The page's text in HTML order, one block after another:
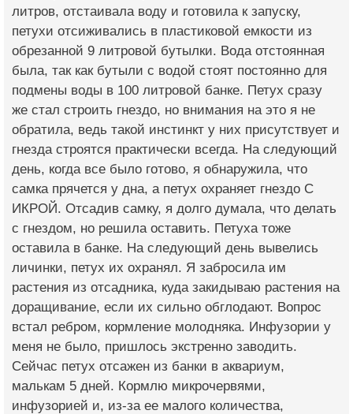
литров, отстаивала воду и готовила к запуску,
петухи отсиживались в пластиковой емкости из
обрезанной 9 литровой бутылки. Вода отстоянная
была, так как бутыли с водой стоят постоянно для
подмены воды в 100 литровой банке. Петух сразу
же стал строить гнездо, но внимания на это я не
обратила, ведь такой инстинкт у них присутствует и
гнезда строятся практически всегда. На следующий
день, когда все было готово, я обнаружила, что
самка прячется у дна, а петух охраняет гнездо С
ИКРОЙ. Отсадив самку, я долго думала, что делать
с гнездом, но решила оставить. Петуха тоже
оставила в банке. На следующий день вывелись
личинки, петух их охранял. Я забросила им
растения из отсадника, куда закидываю растения на
доращивание, если их сильно обглодают. Вопрос
встал ребром, кормление молодняка. Инфузории у
меня не было, пришлось экстренно заводить.
Сейчас петух отсажен из банки в аквариум,
малькам 5 дней. Кормлю микрочервями,
инфузорией и, из-за ее малого количества,